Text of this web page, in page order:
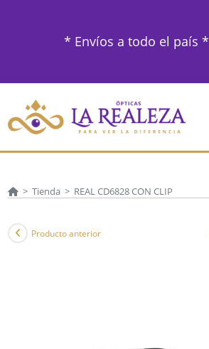
* Envíos a todo el país *
> Tienda > REAL CD6828 CON CLIP
Producto anterior